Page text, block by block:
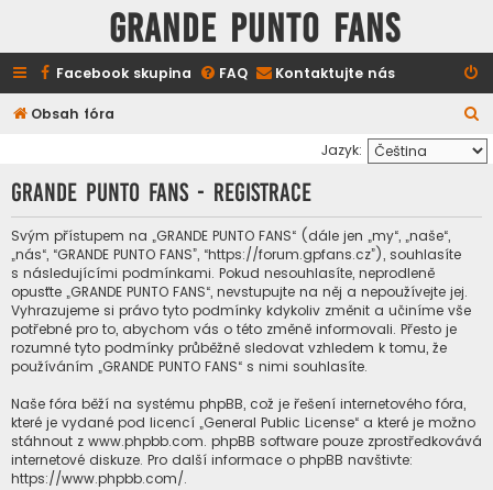
GRANDE PUNTO FANS
Facebook skupina FAQ Kontaktujte nás
Obsah fóra
l
e
Jazyk:
GRANDE PUNTO FANS - Registrace
Svým přístupem na „GRANDE PUNTO FANS“ (dále jen „my“, „naše“,
„nás“, “GRANDE PUNTO FANS”, “https://forum.gpfans.cz”), souhlasíte
s následujícími podmínkami. Pokud nesouhlasíte, neprodleně
opusťte „GRANDE PUNTO FANS“, nevstupujte na něj a nepoužívejte jej.
Vyhrazujeme si právo tyto podmínky kdykoliv změnit a učiníme vše
potřebné pro to, abychom vás o této změně informovali. Přesto je
rozumné tyto podmínky průběžně sledovat vzhledem k tomu, že
používáním „GRANDE PUNTO FANS“ s nimi souhlasíte.
Naše fóra běží na systému phpBB, což je řešení internetového fóra,
které je vydané pod licencí „General Public License“ a které je možno
stáhnout z www.phpbb.com. phpBB software pouze zprostředkovává
internetové diskuze. Pro další informace o phpBB navštivte:
https://www.phpbb.com/.